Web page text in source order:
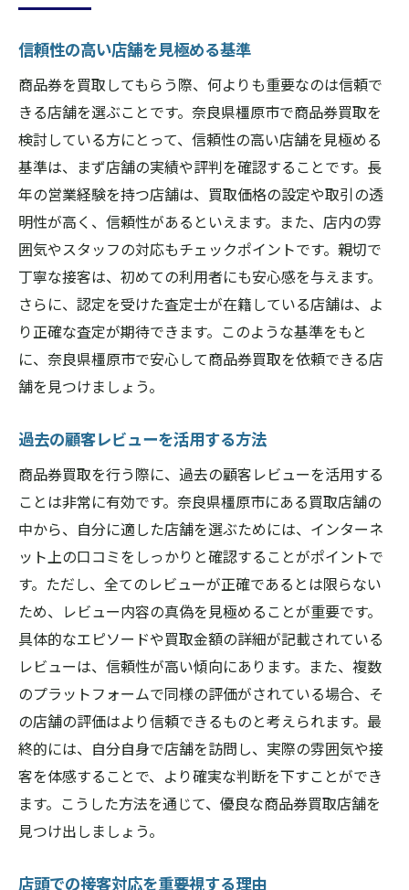
信頼性の高い店舗を見極める基準
商品券を買取してもらう際、何よりも重要なのは信頼で
きる店舗を選ぶことです。奈良県橿原市で商品券買取を
検討している方にとって、信頼性の高い店舗を見極める
基準は、まず店舗の実績や評判を確認することです。長
年の営業経験を持つ店舗は、買取価格の設定や取引の透
明性が高く、信頼性があるといえます。また、店内の雰
囲気やスタッフの対応もチェックポイントです。親切で
丁寧な接客は、初めての利用者にも安心感を与えます。
さらに、認定を受けた査定士が在籍している店舗は、よ
り正確な査定が期待できます。このような基準をもと
に、奈良県橿原市で安心して商品券買取を依頼できる店
舗を見つけましょう。
過去の顧客レビューを活用する方法
商品券買取を行う際に、過去の顧客レビューを活用する
ことは非常に有効です。奈良県橿原市にある買取店舗の
中から、自分に適した店舗を選ぶためには、インターネ
ット上の口コミをしっかりと確認することがポイントで
す。ただし、全てのレビューが正確であるとは限らない
ため、レビュー内容の真偽を見極めることが重要です。
具体的なエピソードや買取金額の詳細が記載されている
レビューは、信頼性が高い傾向にあります。また、複数
のプラットフォームで同様の評価がされている場合、そ
の店舗の評価はより信頼できるものと考えられます。最
終的には、自分自身で店舗を訪問し、実際の雰囲気や接
客を体感することで、より確実な判断を下すことができ
ます。こうした方法を通じて、優良な商品券買取店舗を
見つけ出しましょう。
店頭での接客対応を重要視する理由